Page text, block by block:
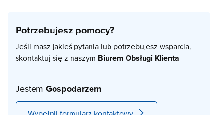
Potrzebujesz pomocy?
Jeśli masz jakieś pytania lub potrzebujesz wsparcia,
skontaktuj się z naszym Biurem Obsługi Klienta
Jestem Gospodarzem